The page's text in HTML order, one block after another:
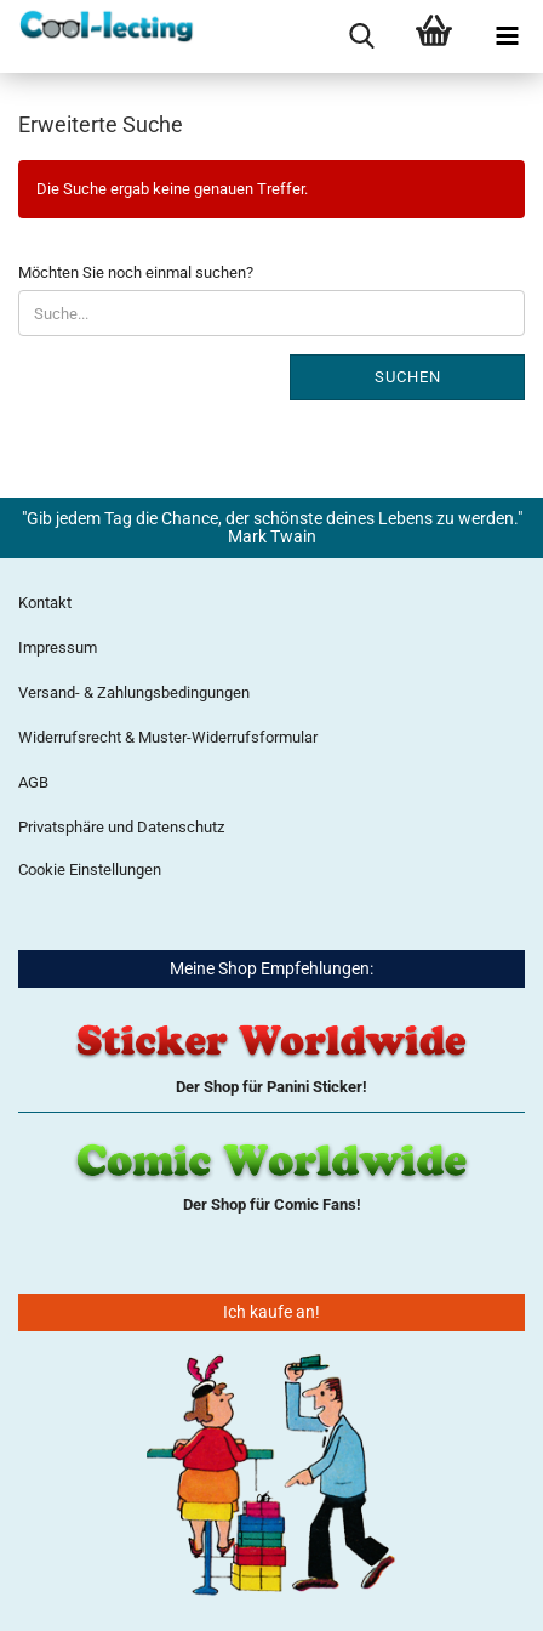
Erweiterte Suche
Die Suche ergab keine genauen Treffer.
MÖCHTEN
SIE
NOCH
EINMAL
Möchten Sie noch einmal suchen?
SUCHEN
"Gib jedem Tag die Chance, der schönste deines Lebens zu werden."
Mark Twain
Kontakt
Impressum
Versand- & Zahlungsbedingungen
Widerrufsrecht & Muster-Widerrufsformular
AGB
Privatsphäre und Datenschutz
Cookie Einstellungen
Meine Shop Empfehlungen:
Der Shop für Panini Sticker!
Der Shop für Comic Fans!
Ich kaufe an!